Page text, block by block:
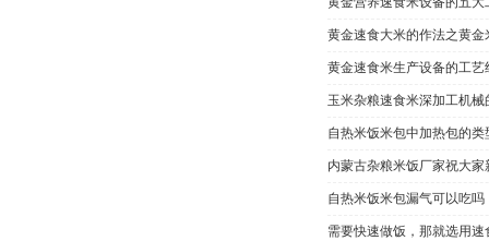
黄金速食大米的作法之黄金
黄金速食米生产设备的工艺
玉米杂粮速食米深加工机
自热米饭米包中加热包的类
内蒙古杂粮米饭厂家祝大家
自热米饭米包漏气可以吃吗
需要快速做饭，那就选用速